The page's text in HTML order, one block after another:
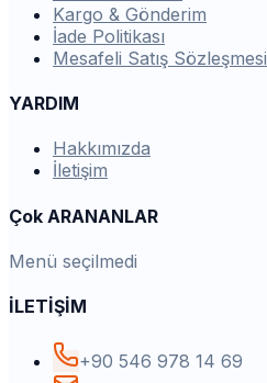
Kargo & Gönderim
İade Politikası
Mesafeli Satış Sözleşmesi
YARDIM
Hakkımızda
İletişim
Çok ARANANLAR
Menü seçilmedi
İLETİŞİM
+90 546 978 14 69